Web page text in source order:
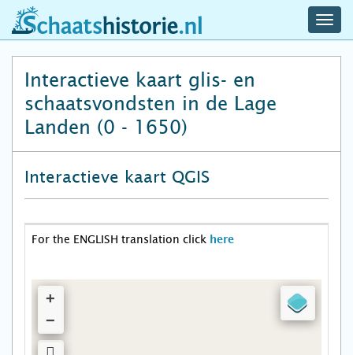
schaatshistorie.nl
Interactieve kaart glis- en
schaatsvondsten in de Lage
Landen (0 - 1650)
Interactieve kaart QGIS
For the ENGLISH translation click here